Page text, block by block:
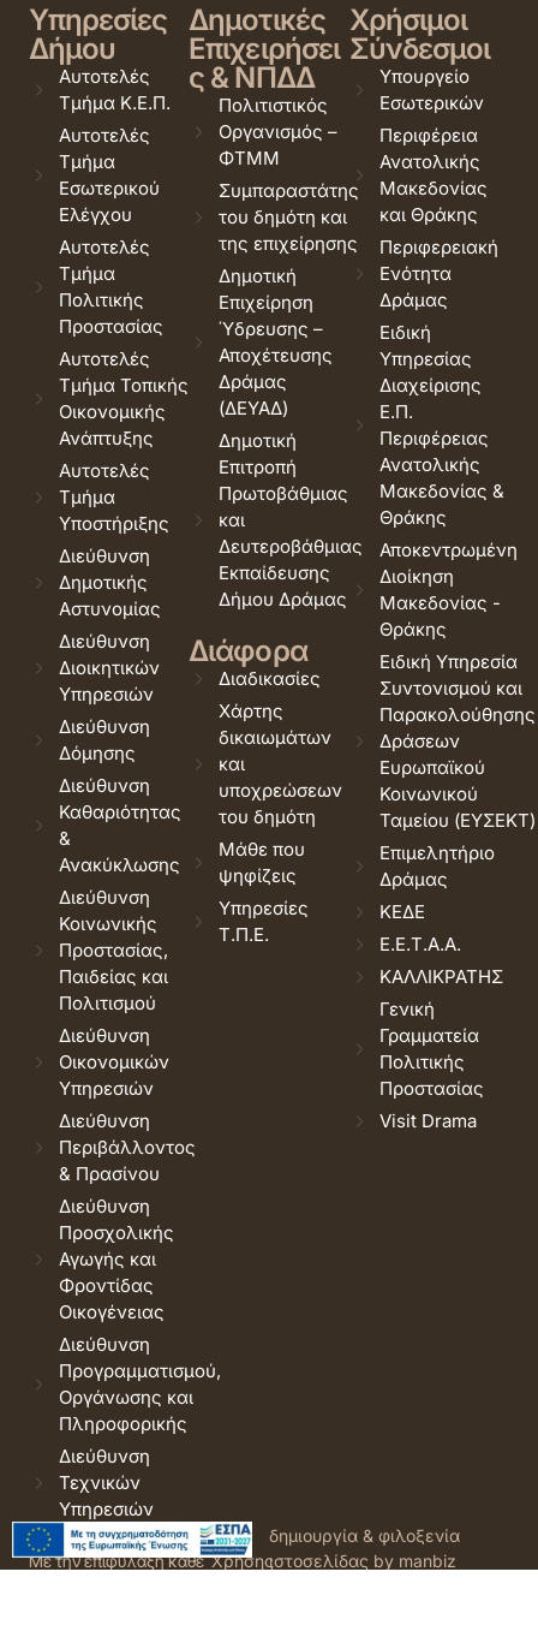
Υπηρεσίες
Δήμου
Αυτοτελές
Τμήμα Κ.Ε.Π.
Αυτοτελές
Τμήμα
Εσωτερικού
Ελέγχου
Αυτοτελές
Τμήμα
Πολιτικής
Προστασίας
Αυτοτελές
Τμήμα Τοπικής
Οικονομικής
Ανάπτυξης
Αυτοτελές
Τμήμα
Υποστήριξης
Διεύθυνση
Δημοτικής
Αστυνομίας
Διεύθυνση
Διοικητικών
Υπηρεσιών
Διεύθυνση
Δόμησης
Διεύθυνση
Καθαριότητας
&
Ανακύκλωσης
Διεύθυνση
Κοινωνικής
Προστασίας,
Παιδείας και
Πολιτισμού
Διεύθυνση
Οικονομικών
Υπηρεσιών
Διεύθυνση
Περιβάλλοντος
& Πρασίνου
Διεύθυνση
Προσχολικής
Αγωγής και
Φροντίδας
Οικογένειας
Διεύθυνση
Προγραμματισμού,
Οργάνωσης και
Πληροφορικής
Διεύθυνση
Τεχνικών
Υπηρεσιών
Δημοτικές
Επιχειρήσει
ς & ΝΠΔΔ
Πολιτιστικός
Οργανισμός –
ΦΤΜΜ
Συμπαραστάτης
του δημότη και
της επιχείρησης
Δημοτική
Επιχείρηση
Ύδρευσης –
Αποχέτευσης
Δράμας
(ΔΕΥΑΔ)
Δημοτική
Επιτροπή
Πρωτοβάθμιας
και
Δευτεροβάθμιας
Εκπαίδευσης
Δήμου Δράμας
Διάφορα
Διαδικασίες
Χάρτης
δικαιωμάτων
και
υποχρεώσεων
του δημότη
Μάθε που
ψηφίζεις
Υπηρεσίες
Τ.Π.Ε.
Χρήσιμοι
Σύνδεσμοι
Υπουργείο
Εσωτερικών
Περιφέρεια
Ανατολικής
Μακεδονίας
και Θράκης
Περιφερειακή
Ενότητα
Δράμας
Ειδική
Υπηρεσίας
Διαχείρισης
Ε.Π.
Περιφέρειας
Ανατολικής
Μακεδονίας &
Θράκης
Αποκεντρωμένη
Διοίκηση
Μακεδονίας -
Θράκης
Ειδική Υπηρεσία
Συντονισμού και
Παρακολούθησης
Δράσεων
Ευρωπαϊκού
Κοινωνικού
Ταμείου (ΕΥΣΕΚΤ)
Επιμελητήριο
Δράμας
ΚΕΔΕ
Ε.Ε.Τ.Α.Α.
ΚΑΛΛΙΚΡΑΤΗΣ
Γενική
Γραμματεία
Πολιτικής
Προστασίας
Visit Drama
© 2026 Δήμος Δράμας.
Με την επιφύλαξη κάθε
Όροι
Χρήσης
δημιουργία & φιλοξενία
ιστοσελίδας by manbiz